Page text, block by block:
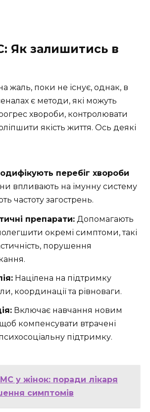
Як залишитись в
жаль, поки не існує, однак, в
є методи, які можуть
хвороби, контролювати
якість життя. Ось деякі
перебіг хвороби
впливають на імунну систему
частоту загострень.
препарати: Допомагають
окремі симптоми, такі
порушення
Націлена на підтримку
координації та рівноваги.
Включає навчання новим
компенсувати втрачені
підтримку.
у жінок: поради лікаря
симптомів